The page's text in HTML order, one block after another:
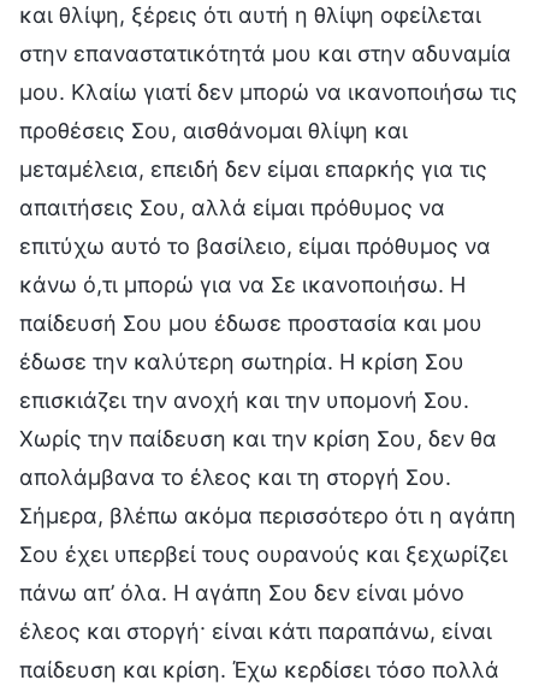
και θλίψη, ξέρεις ότι αυτή η θλίψη οφείλεται
στην επαναστατικότητά μου και στην αδυναμία
μου. Κλαίω γιατί δεν μπορώ να ικανοποιήσω τις
προθέσεις Σου, αισθάνομαι θλίψη και
μεταμέλεια, επειδή δεν είμαι επαρκής για τις
απαιτήσεις Σου, αλλά είμαι πρόθυμος να
επιτύχω αυτό το βασίλειο, είμαι πρόθυμος να
κάνω ό,τι μπορώ για να Σε ικανοποιήσω. Η
παίδευσή Σου μου έδωσε προστασία και μου
έδωσε την καλύτερη σωτηρία. Η κρίση Σου
επισκιάζει την ανοχή και την υπομονή Σου.
Χωρίς την παίδευση και την κρίση Σου, δεν θα
απολάμβανα το έλεος και τη στοργή Σου.
Σήμερα, βλέπω ακόμα περισσότερο ότι η αγάπη
Σου έχει υπερβεί τους ουρανούς και ξεχωρίζει
πάνω απ’ όλα. Η αγάπη Σου δεν είναι μόνο
έλεος και στοργή· είναι κάτι παραπάνω, είναι
παίδευση και κρίση. Έχω κερδίσει τόσο πολλά